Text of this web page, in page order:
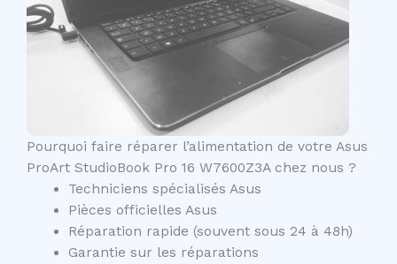
Pourquoi faire réparer l’alimentation de votre Asus
ProArt StudioBook Pro 16 W7600Z3A chez nous ?
Techniciens spécialisés Asus
Pièces officielles Asus
Réparation rapide (souvent sous 24 à 48h)
Garantie sur les réparations